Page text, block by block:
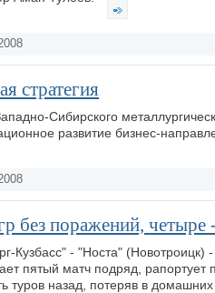
стратегия
Сибирского
развитие бизнес-
без поражений, четыре
Кузбасс" - "Носта"
пятый матч подряд,
туров назад, потеряв в домашних